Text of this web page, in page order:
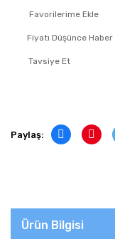
Fiyatı Düşünce Haber
Tavsiye Et
Paylaş:
Ürün Bilgisi